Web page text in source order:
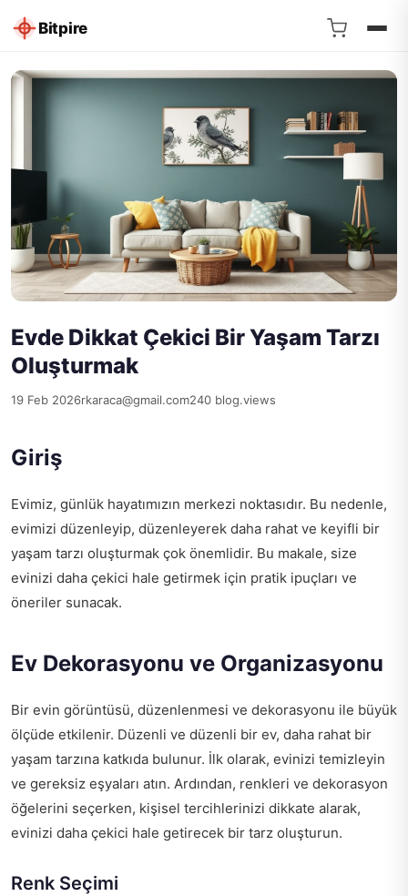
Bitpire
Evde Dikkat Çekici Bir Yaşam Tarzı
Oluşturmak
19 Feb 2026rkaraca@gmail.com240 blog.views
Giriş
Evimiz, günlük hayatımızın merkezi noktasıdır. Bu nedenle,
evimizi düzenleyip, düzenleyerek daha rahat ve keyifli bir
yaşam tarzı oluşturmak çok önemlidir. Bu makale, size
evinizi daha çekici hale getirmek için pratik ipuçları ve
öneriler sunacak.
Ev Dekorasyonu ve Organizasyonu
Bir evin görüntüsü, düzenlenmesi ve dekorasyonu ile büyük
ölçüde etkilenir. Düzenli ve düzenli bir ev, daha rahat bir
yaşam tarzına katkıda bulunur. İlk olarak, evinizi temizleyin
ve gereksiz eşyaları atın. Ardından, renkleri ve dekorasyon
öğelerini seçerken, kişisel tercihlerinizi dikkate alarak,
evinizi daha çekici hale getirecek bir tarz oluşturun.
Renk Seçimi